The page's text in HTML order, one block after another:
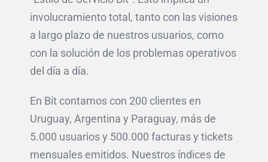
involucramiento total, tanto con las visiones
a largo plazo de nuestros usuarios, como
con la solución de los problemas operativos
del día a día.
En Bit contamos con 200 clientes en
Uruguay, Argentina y Paraguay, más de
5.000 usuarios y 500.000 facturas y tickets
mensuales emitidos. Nuestros índices de